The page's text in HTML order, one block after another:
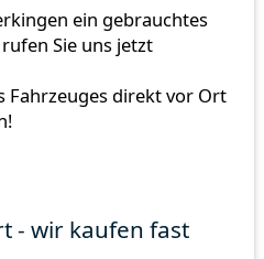
ein gebrauchtes
Sie uns jetzt
Fahrzeuges direkt vor Ort
- wir kaufen fast